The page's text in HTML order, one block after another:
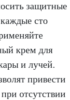
защитные
каждые сто
крем для
и лучей.
привести
отсутствии